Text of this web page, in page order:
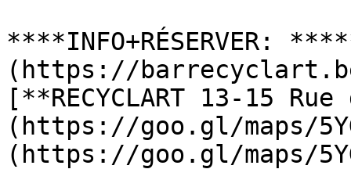
****INFO+RÉSERVER:
(https://
[**RECYCLART 13-15
(https://goo.gl/maps/
(https://goo.gl/maps/